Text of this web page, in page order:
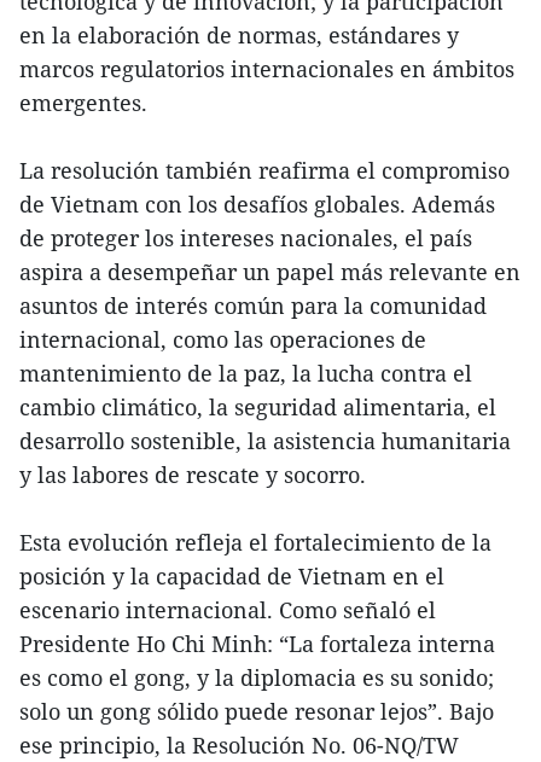
en la elaboración de normas, estándares y
marcos regulatorios internacionales en ámbitos
emergentes.
La resolución también reafirma el compromiso
de Vietnam con los desafíos globales. Además
de proteger los intereses nacionales, el país
aspira a desempeñar un papel más relevante en
asuntos de interés común para la comunidad
internacional, como las operaciones de
mantenimiento de la paz, la lucha contra el
cambio climático, la seguridad alimentaria, el
desarrollo sostenible, la asistencia humanitaria
y las labores de rescate y socorro.
Esta evolución refleja el fortalecimiento de la
posición y la capacidad de Vietnam en el
escenario internacional. Como señaló el
Presidente Ho Chi Minh: “La fortaleza interna
es como el gong, y la diplomacia es su sonido;
solo un gong sólido puede resonar lejos”. Bajo
ese principio, la Resolución No. 06-NQ/TW